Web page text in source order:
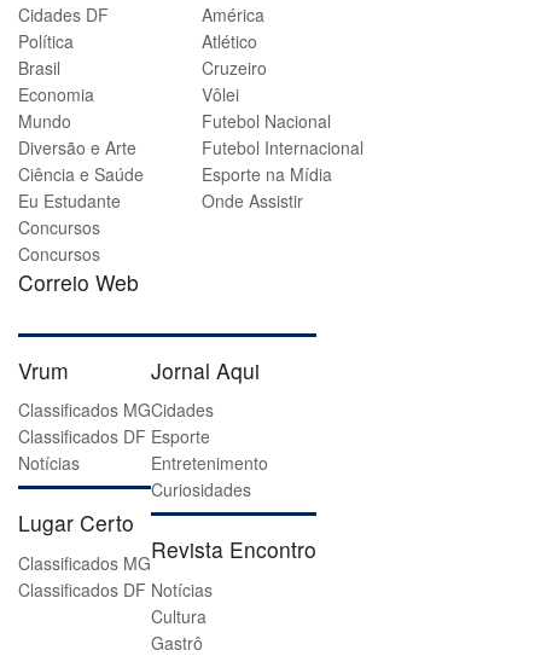
Cidades DF
Política
Brasil
Economia
Mundo
Diversão e Arte
Ciência e Saúde
Eu Estudante
Concursos
Concursos
Correio Web
América
Atlético
Cruzeiro
Vôlei
Futebol Nacional
Futebol Internacional
Esporte na Mídia
Onde Assistir
Vrum
Classificados MG
Classificados DF
Notícias
Lugar Certo
Classificados MG
Classificados DF
Jornal Aqui
Cidades
Esporte
Entretenimento
Curiosidades
Revista Encontro
Notícias
Cultura
Gastrô